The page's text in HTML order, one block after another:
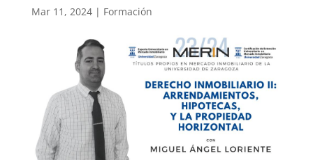
Mar 11, 2024| Formación